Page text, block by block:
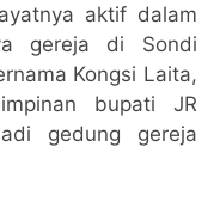
aktif dalam
gereja di Sondi
Kongsi Laita,
bupati JR
gedung gereja